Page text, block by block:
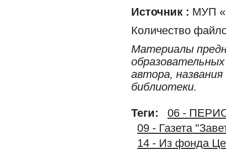
Источник : МУП
Количество
Материалы
автора,
библиотеки.
Теги:
06 -
09 - Газета
14 - Из фонда